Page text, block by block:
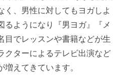
く、男性に対してもヨガしよ
るようになり『男ヨガ』『メ
目でレッスンや書籍などが生
クターによるテレビ出演など
えてきています。